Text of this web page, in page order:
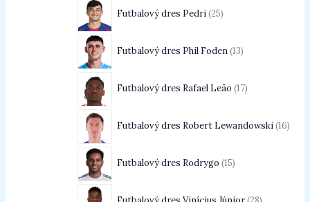
Futbalový dres Pedri 25
Futbalový dres Phil Foden 13
Futbalový dres Rafael Leão 17
Futbalový dres Robert Lewandowski 16
Futbalový dres Rodrygo 15